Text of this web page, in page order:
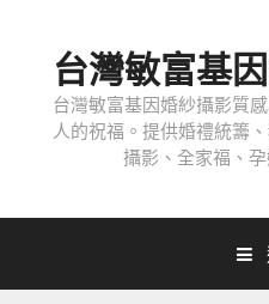
台灣敏富基
台灣敏富基因婚紗攝影質
人的祝福。提供婚禮統籌
攝影、全家福、